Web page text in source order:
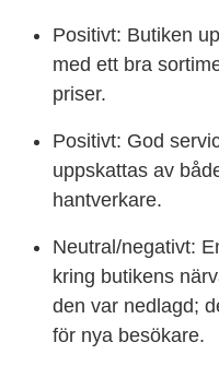
Positivt: Butiken
med ett bra
priser.
Positivt: God
uppskattas av
hantverkare.
Neutral/negativt:
kring butikens
den var nedlagd;
för nya besökare.